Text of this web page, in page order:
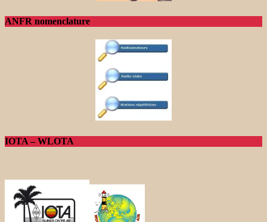
ANFR nomenclature
IOTA – WLOTA